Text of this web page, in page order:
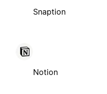
Snaption
Notion